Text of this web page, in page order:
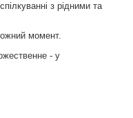
з рідними та
момент.
- у